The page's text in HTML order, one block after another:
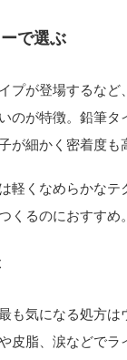
で選ぶ
プが登場するな
のが特徴。鉛筆
が細かく密着度も
軽くなめらかな
くるのにおすす
も気になる処方
皮脂、涙などで